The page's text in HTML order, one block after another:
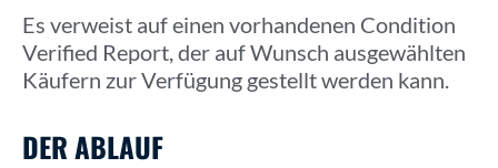
Es verweist auf einen vorhandenen Condition
Verified Report, der auf Wunsch ausgewählten
Käufern zur Verfügung gestellt werden kann.
DER ABLAUF